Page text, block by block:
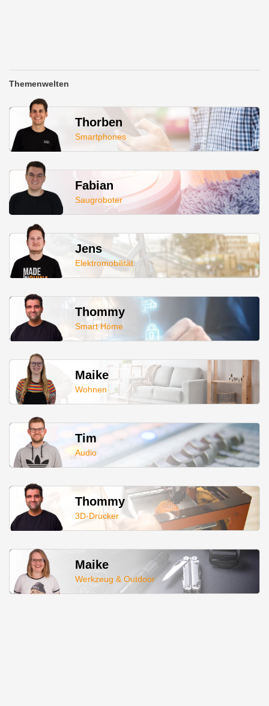
Themenwelten
Thorben
Smartphones
Fabian
Saugroboter
Jens
Elektromobilität
Thommy
Smart Home
Maike
Wohnen
Tim
Audio
Thommy
3D-Drucker
Maike
Werkzeug & Outdoor